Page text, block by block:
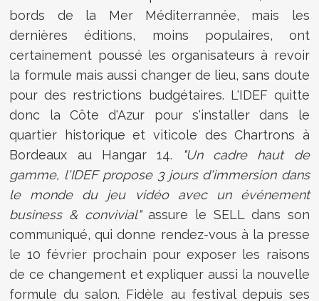
bords de la Mer Méditerrannée, mais les
dernières éditions, moins populaires, ont
certainement poussé les organisateurs à revoir
la formule mais aussi changer de lieu, sans doute
pour des restrictions budgétaires. L'IDEF quitte
donc la Côte d'Azur pour s'installer dans le
quartier historique et viticole des Chartrons à
Bordeaux au Hangar 14.
"Un cadre haut de
gamme, l'IDEF propose 3 jours d'immersion dans
le monde du jeu vidéo avec un événement
business & convivial"assure le SELL dans son
communiqué, qui donne rendez-vous à la presse
le 10 février prochain pour exposer les raisons
de ce changement et expliquer aussi la nouvelle
formule du salon. Fidèle au festival depuis ses